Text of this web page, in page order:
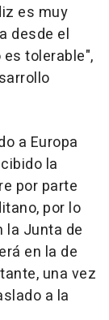
es muy
desde el
tolerable",
a Europa
la
por parte
por lo
la Junta de
en la de
una vez
a la